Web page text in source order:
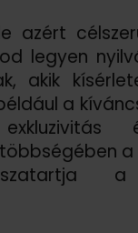
azért
legyen
akik
a
a